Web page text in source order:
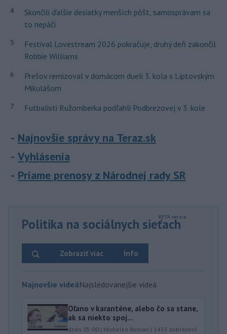
4
Skončili ďalšie desiatky menších pôšt, samosprávam sa
to nepáči
5
Festival Lovestream 2026 pokračuje, druhý deň zakončil
Robbie Williams
6
Prešov remizoval v domácom dueli 3. kola s Liptovským
Mikulášom
7 Futbalisti Ružomberka podľahli Podbrezovej v 3. kole
Najnovšie správy na Teraz.sk
Vyhlásenia
Priame prenosy z Národnej rady SR
Politika na sociálnych sieťach
Info
Zobraziť viac
Najnovšie videáNajsledovanejšie videá
Oľano v karanténe, alebo čo sa stane,
ak sa niekto spoj...
dnes 05:00 | Michelko Roman | 1455 zobrazení